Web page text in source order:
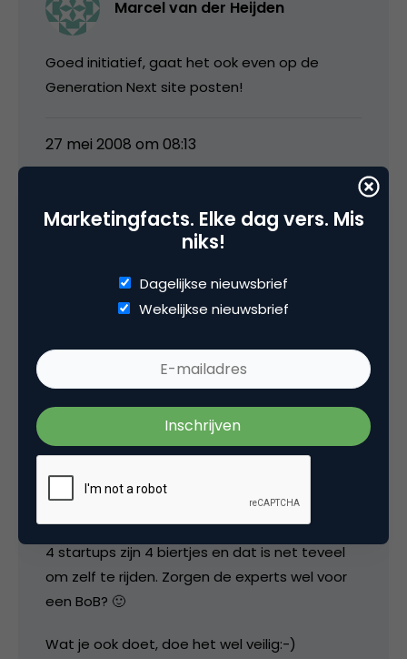
Marcel van der Heijden
Goed initiatief, gaat het ook even op de
Generation Next site posten!
27 mei 2008 om 08:13
mroumen
Leuk initiatief! Ga er zeker een keer een plan
27 mei 2008 om 10:52
Petra de Boevere
4 startups zijn 4 biertjes en dat is net teveel
om zelf te rijden. Zorgen de experts wel voor
een BoB? 🙂
Wat je ook doet, doe het wel veilig:-)
Marketingfacts. Elke dag vers. Mis
niks!
Dagelijkse nieuwsbrief
Wekelijkse nieuwsbrief